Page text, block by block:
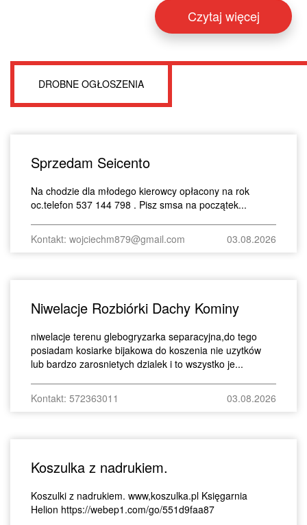
Czytaj więcej
DROBNE OGŁOSZENIA
Sprzedam Seicento
Na chodzie dla młodego kierowcy opłacony na rok
oc.telefon 537 144 798 . Pisz smsa na początek...
Kontakt: wojciechm879@gmail.com 03.08.2026
Niwelacje Rozbiórki Dachy Kominy
niwelacje terenu glebogryzarka separacyjna,do tego
posiadam kosiarke bijakowa do koszenia nie uzytków
lub bardzo zarosnietych dzialek i to wszystko je...
Kontakt: 572363011 03.08.2026
Koszulka z nadrukiem.
Koszulki z nadrukiem. www,koszulka.pl Księgarnia
Helion https://webep1.com/go/551d9faa87